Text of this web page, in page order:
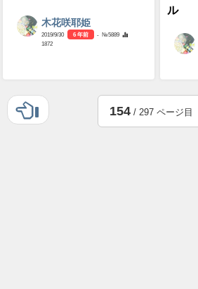
木花咲耶姫
2019/9/30 6 年前
- №5889
1872
ル
154/ 297 ページ目